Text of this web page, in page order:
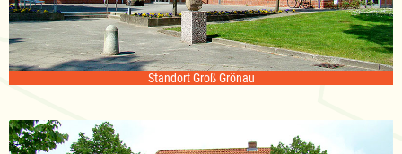
Standort Groß Grönau